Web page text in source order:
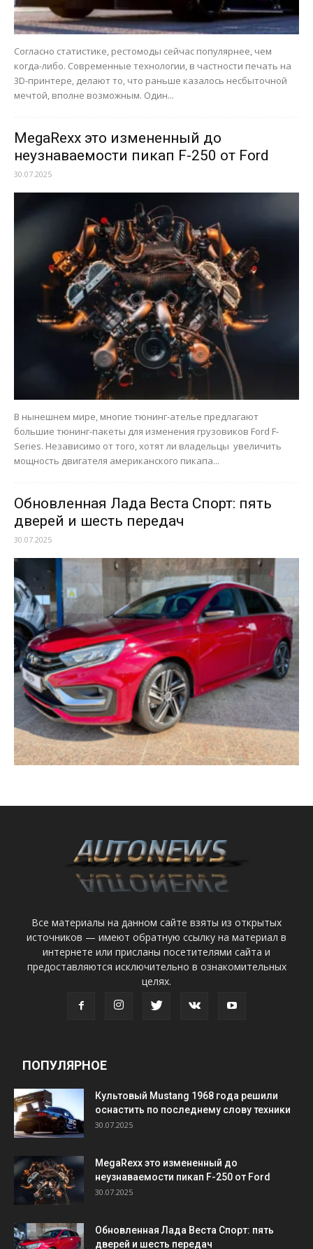
Согласно статистике, рестомоды сейчас популярнее, чем
когда-либо. Современные технологии, в частности печать на
3D-принтере, делают то, что раньше казалось несбыточной
мечтой, вполне возможным. Один...
MegaRexx это измененный до
неузнаваемости пикап F-250 от Ford
30.07.2025
В нынешнем мире, многие тюнинг-ателье предлагают
большие тюнинг-пакеты для изменения грузовиков Ford F-
Series. Независимо от того, хотят ли владельцы увеличить
мощность двигателя американского пикапа...
Обновленная Лада Веста Спорт: пять
дверей и шесть передач
30.07.2025
Все материалы на данном сайте взяты из открытых
источников — имеют обратную ссылку на материал в
интернете или присланы посетителями сайта и
предоставляются исключительно в ознакомительных
целях.
ПОПУЛЯРНОЕ
Культовый Mustang 1968 года решили
оснастить по последнему слову техники
30.07.2025
MegaRexx это измененный до
неузнаваемости пикап F-250 от Ford
30.07.2025
Обновленная Лада Веста Спорт: пять
дверей и шесть передач